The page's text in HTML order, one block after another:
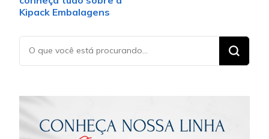
Kipack Embalagens
Procurando
algo?